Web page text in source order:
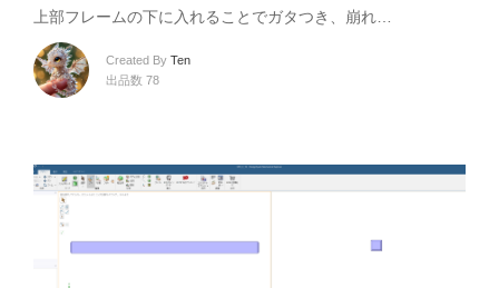
上部フレームの下に入れることでガタつき、崩れ…
Created By Ten
出品数 78